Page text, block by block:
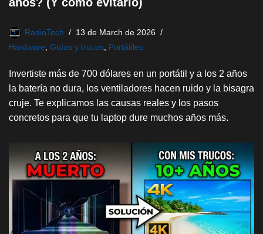
RadioTech
13 de March de 2026
Hardware Guías y trucos Portátiles
Invertiste más de 700 dólares en un portátil y a los 2 años
la batería no dura, los ventiladores hacen ruido y la bisagra
cruje. Te explicamos las causas reales y los pasos
concretos para que tu laptop dure muchos años más.